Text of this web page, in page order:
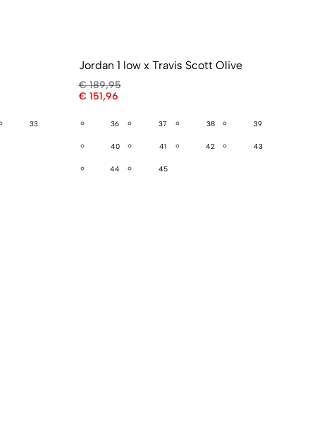
33
Jordan 1 low x Travis Scott Olive
€189,95
€ 151,96
36 37 38 39
40 41 42 43
44 45